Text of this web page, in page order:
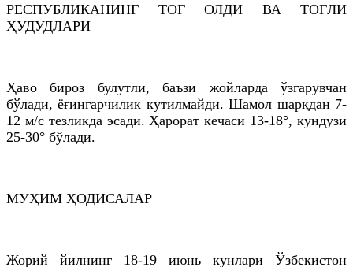
РEСПУБЛИКАНИНГ ТОҒ ОЛДИ ВА ТОҒЛИ
ҲУДУДЛАРИ
Ҳаво бироз булутли, баъзи жойларда ўзгарувчан
бўлади, ёғингарчилик кутилмайди. Шамол шарқдан 7-
12 м/с тезликда эсади. Ҳарорат кечаси 13-18°, кундузи
25-30° бўлади.
МУҲИМ ҲОДИСАЛАР
Жорий йилнинг 18-19 июнь кунлари Ўзбекистон